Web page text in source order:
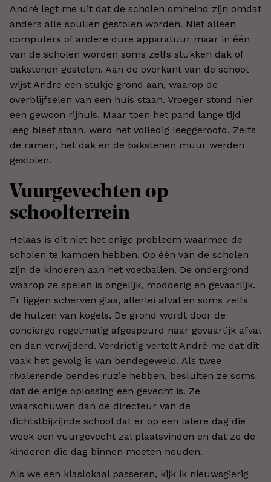
André legt me uit dat de scholen omheind zijn omdat
anders alle spullen gestolen worden. Niet alleen
computers of andere dure apparatuur maar in één
van de scholen worden soms zelfs stukken dak of
bakstenen gestolen. Aan de overkant van de school
wijst André een stukje grond aan, waarop de
overblijfselen van een huis staan. Vroeger stond hier
een gewoon rijhuis. Maar toen het pand lange tijd
leeg bleef staan, werd het volledig leeggeroofd. Zelfs
de ramen, het dak en de bakstenen muur werden
gestolen.
Vuurgevechten op
schoolterrein
Helaas is dit niet het enige probleem waarmee de
scholen te kampen hebben. Op één van de scholen
zijn de kinderen aan het voetballen. De ondergrond
waarop ze spelen is ongelijk, modderig en gevaarlijk.
Er liggen scherven glas, allerlei afval en soms zelfs
de hulzen van kogels. De grond wordt door de
concierge regelmatig afgespeurd naar gevaarlijk afval
en dan verwijderd. Verdrietig vertelt André me dat dit
vaak het gevolg is van bendegeweld. Als twee
rivalerende bendes ruzie hebben, besluiten ze soms
dat de enige oplossing een gevecht is. Ze
waarschuwen dan de directeur van de
dichtstbijzijnde school dat er op een latere dag die
week een vuurgevecht zal plaatsvinden en dat ze de
kinderen die dag binnen moeten houden.
Als we een klaslokaal passeren, kijk ik nieuwsgierig